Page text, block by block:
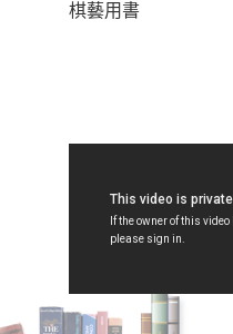
棋藝用書